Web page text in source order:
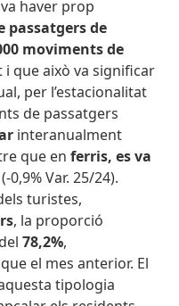
haver prop
passatgers de
moviments de
i que això va significar
per l’estacionalitat
de passatgers
interanualment
que enferris, es va
(-0,9% Var. 25/24).
turistes,
, la proporció
78,2%,
el mes anterior. El
tipologia